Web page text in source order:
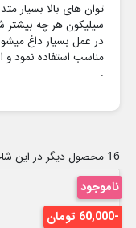
توان های بالا بسیار
در عمل بسیار داغ
مناسب استفاده نمود و
.
16 محصول دیگر در این شاخه:
ناموجود
-60,000 تومان